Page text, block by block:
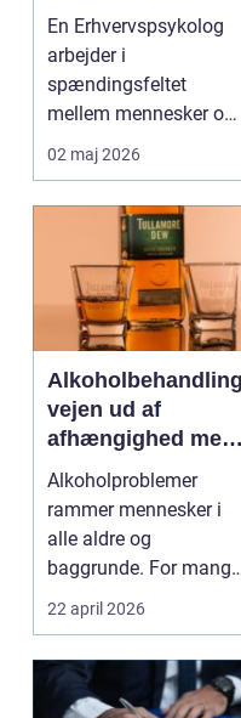
værktøj i
arbejdslivet
En Erhvervspsykolog
arbejder i
spændingsfeltet
mellem mennesker og
forretning. Fokus er
ikke kun på ...
02 maj 2026
Alkoholbehandling
vejen ud af
afhængighed med
professionel støtte
Alkoholproblemer
rammer mennesker i
alle aldre og
baggrunde. For mange
starter det med
hyggedrik på ...
22 april 2026